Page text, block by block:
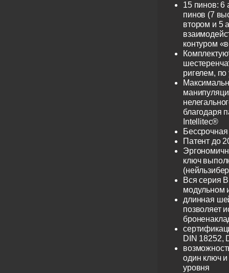
15 пинов: 6
пинов (7
втором и 5
контуром
ригелем,
благодаря
Intellitec®
Патент до
ключ
Вся серия
модульном
длинная
позволяет
DIN 18252,
один ключ и
уровня